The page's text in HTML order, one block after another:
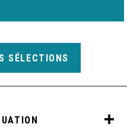
SÉLECTIONS